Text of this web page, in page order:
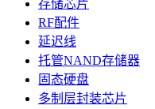
存储芯片
RF配件
延迟线
托管NAND存储器
固态硬盘
多制层封装芯片